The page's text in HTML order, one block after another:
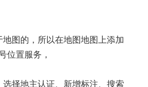
图的，所以在地图地图上添加
位置服务，
择地主认证、新增标注、搜索